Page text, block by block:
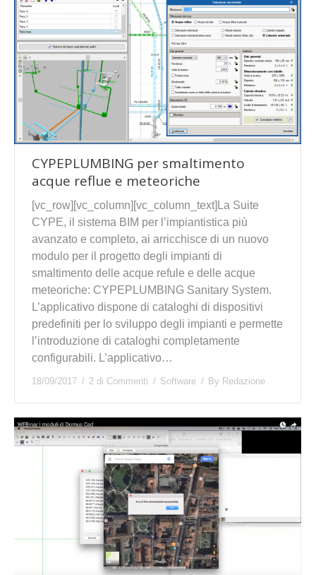
CYPEPLUMBING per smaltimento
acque reflue e meteoriche
[vc_row][vc_column][vc_column_text]La Suite
CYPE, il sistema BIM per l’impiantistica più
avanzato e completo, ai arricchisce di un nuovo
modulo per il progetto degli impianti di
smaltimento delle acque refule e delle acque
meteoriche: CYPEPLUMBING Sanitary System.
L’applicativo dispone di cataloghi di dispositivi
predefiniti per lo sviluppo degli impianti e permette
l’introduzione di cataloghi completamente
configurabili. L’applicativo…
18/09/2017 2 di Commenti Software By Redazione